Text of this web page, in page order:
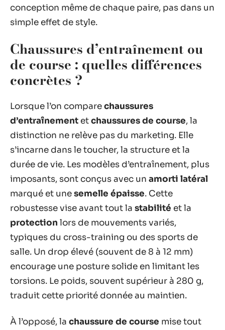
conception même de chaque paire, pas dans un
simple effet de style.
Chaussures d’entraînement ou
de course : quelles différences
concrètes ?
Lorsque l’on comparechaussures
d’entraînement etchaussures de course, la
distinction ne relève pas du marketing. Elle
s’incarne dans le toucher, la structure et la
durée de vie. Les modèles d’entraînement, plus
imposants, sont conçus avec un amorti latéral
marqué et unesemelle épaisse. Cette
robustesse vise avant tout la stabilité et la
protection lors de mouvements variés,
typiques du cross-training ou des sports de
salle. Un drop élevé (souvent de 8 à 12 mm)
encourage une posture solide en limitant les
torsions. Le poids, souvent supérieur à 280 g,
traduit cette priorité donnée au maintien.
À l’opposé, la chaussure de course mise tout